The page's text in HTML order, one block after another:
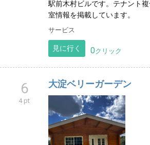
駅前木村ビルです。テナント
室情報を掲載しています。
サービス
見に行く 0クリック
6
4 pt
大淀ベリーガーデン